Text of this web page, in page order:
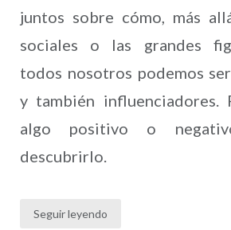
juntos sobre cómo, más
sociales o las grandes
todos nosotros podemos
y también influenciadores.
algo positivo o
descubrirlo.
Seguir leyendo